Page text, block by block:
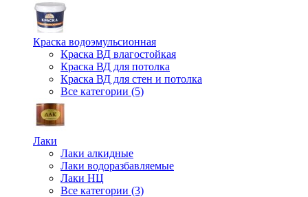
Краска водоэмульсионная
Краска ВД влагостойкая
Краска ВД для потолка
Краска ВД для стен и потолка
Все категории (5)
Лаки
Лаки алкидные
Лаки водоразбавляемые
Лаки НЦ
Все категории (3)